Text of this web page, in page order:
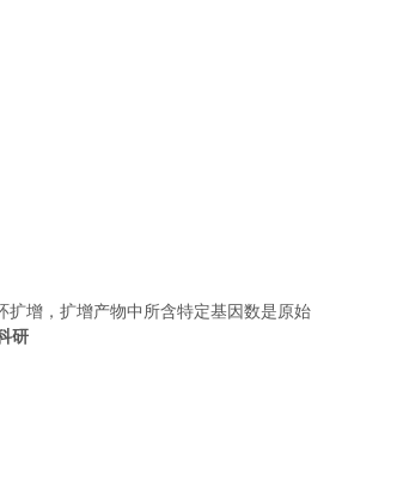
扩增，扩增产物中所含特定基因数是原始
研